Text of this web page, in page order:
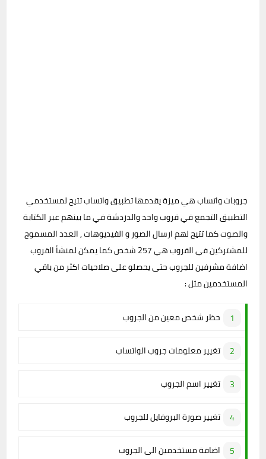
جروبات واتساب هي ميزة يقدمها تطبيق واتساب تتيح لمستخدمي
التطبيق التجمع في قروب واحد والدردشة في ما بينهم عبر الكتابة
والصوت كما تتيح لهم ارسال الصور و الفيديوهات , العدد المسموح
للمشتركين في القروب هي 257 شخص كما يمكن لمنشأ القروب
اضافة مشرفين للجروب حتى يحصلو على صلاحيات اكثر من باقي
المستخدمين مثل :
حظر شخص معين من الجروب
تغيير معلومات جروب الواتساب
تغيير اسم الجروب
تغيير صورة البروفايل للجروب
اضافة مستخدمين الى الجروب